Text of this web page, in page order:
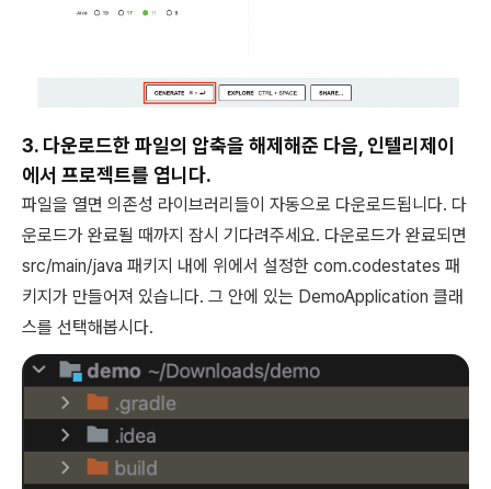
3. 다운로드한 파일의 압축을 해제해준 다음, 인텔리제이
에서 프로젝트를 엽니다.
파일을 열면 의존성 라이브러리들이 자동으로 다운로드됩니다. 다
운로드가 완료될 때까지 잠시 기다려주세요. 다운로드가 완료되면
src/main/java 패키지 내에 위에서 설정한 com.codestates 패
키지가 만들어져 있습니다. 그 안에 있는 DemoApplication 클래
스를 선택해봅시다.